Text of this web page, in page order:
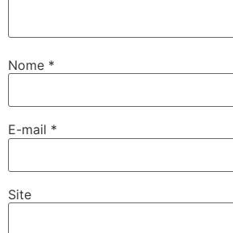
Nome *
E-mail *
Site